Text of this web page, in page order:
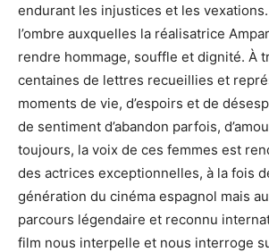
endurant les injustices et les
l’ombre auxquelles la réalisatrice
rendre hommage, souffle et dignité. À
centaines de lettres recueillies et
moments de vie, d’espoirs et de
de sentiment d’abandon parfois,
toujours, la voix de ces femmes est
des actrices exceptionnelles, à la fois
génération du cinéma espagnol mais
parcours légendaire et reconnu
film nous interpelle et nous interroge